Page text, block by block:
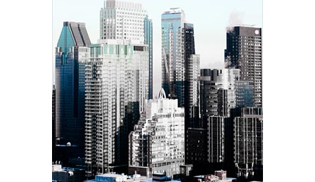
PEOPLE
Etiam nec enim id mi maximus consequat sed ut
tortor.
August 07, 2020
TRAINING
Morbi lobortis ultricies urna, neque aliquam sit
amet.
August 07, 2020